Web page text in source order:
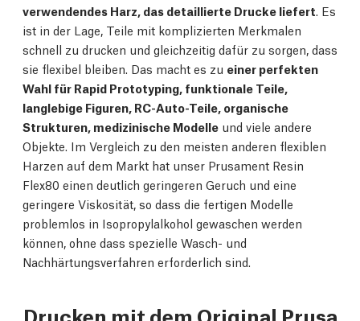
verwendendes Harz, das detaillierte Drucke liefert. Es
ist in der Lage, Teile mit komplizierten Merkmalen
schnell zu drucken und gleichzeitig dafür zu sorgen, dass
sie flexibel bleiben. Das macht es zu einer perfekten
Wahl für Rapid Prototyping, funktionale Teile,
langlebige Figuren, RC-Auto-Teile, organische
Strukturen, medizinische Modelle und viele andere
Objekte. Im Vergleich zu den meisten anderen flexiblen
Harzen auf dem Markt hat unser Prusament Resin
Flex80 einen deutlich geringeren Geruch und eine
geringere Viskosität, so dass die fertigen Modelle
problemlos in Isopropylalkohol gewaschen werden
können, ohne dass spezielle Wasch- und
Nachhärtungsverfahren erforderlich sind.
Drucken mit dem Original Prusa